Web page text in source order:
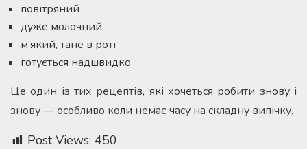
повітряний
дуже молочний
м’який, тане в роті
готується надшвидко
Це один із тих рецептів, які хочеться робити знову і
знову — особливо коли немає часу на складну випічку.
Post Views: 450